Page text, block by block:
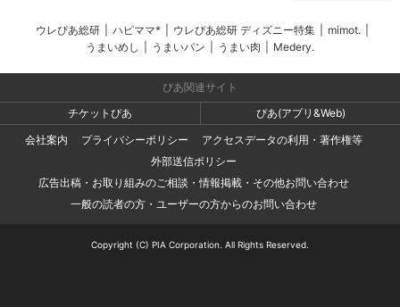
ウレぴあ総研 ハピママ* ウレぴあ総研 ディズニー特集 mimot.
うまいめし
うまいパン うまい肉 Medery.
ぴあ関連サイト
チケットぴあ
ぴあ(アプリ&Web)
会社案内
プライバシーポリシー
アクセスデータの利用・著作権等
外部送信ポリシー
広告出稿・お取り組みのご相談・情報掲載・その他お問い合わせ
一般の読者の方・ユーザーの方からのお問い合わせ
Copyright (C) PIA Corporation. All Rights Reserved.